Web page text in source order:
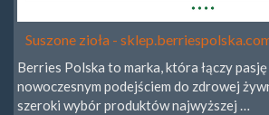
Suszone zioła -
Berries Polska to marka, która łączy
nowoczesnym podejściem do zdrowej
szeroki wybór produktów najwyższej …